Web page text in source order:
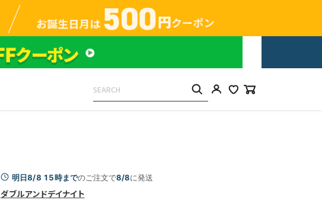
明日8/8 15時までのご注文で8/8に発送
ダブルアンドデイナイト